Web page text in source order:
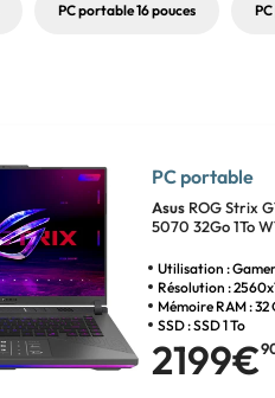
PC portable 16 pouces
PC portable
Asus ROG Strix
5070 32Go 1To
Utilisation : Gamer
Résolution :
Mémoire RAM : 32
SSD : SSD 1 To
2199€